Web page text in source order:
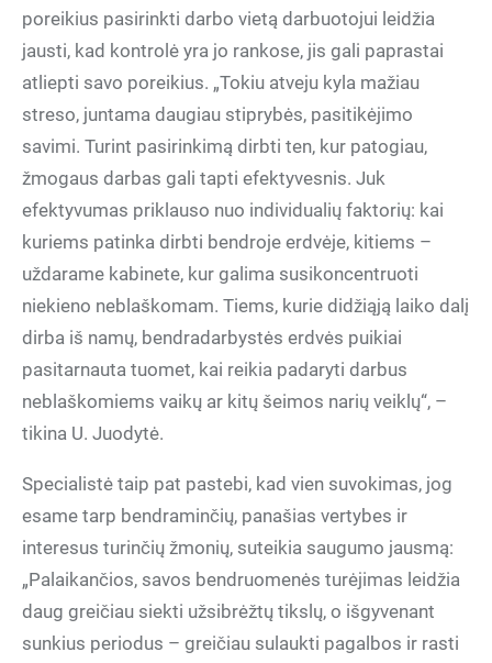
poreikius pasirinkti darbo vietą darbuotojui leidžia
jausti, kad kontrolė yra jo rankose, jis gali paprastai
atliepti savo poreikius. „Tokiu atveju kyla mažiau
streso, juntama daugiau stiprybės, pasitikėjimo
savimi. Turint pasirinkimą dirbti ten, kur patogiau,
žmogaus darbas gali tapti efektyvesnis. Juk
efektyvumas priklauso nuo individualių faktorių: kai
kuriems patinka dirbti bendroje erdvėje, kitiems –
uždarame kabinete, kur galima susikoncentruoti
niekieno neblaškomam. Tiems, kurie didžiąją laiko dalį
dirba iš namų, bendradarbystės erdvės puikiai
pasitarnauta tuomet, kai reikia padaryti darbus
neblaškomiems vaikų ar kitų šeimos narių veiklų“, –
tikina U. Juodytė.
Specialistė taip pat pastebi, kad vien suvokimas, jog
esame tarp bendraminčių, panašias vertybes ir
interesus turinčių žmonių, suteikia saugumo jausmą:
„Palaikančios, savos bendruomenės turėjimas leidžia
daug greičiau siekti užsibrėžtų tikslų, o išgyvenant
sunkius periodus – greičiau sulaukti pagalbos ir rasti